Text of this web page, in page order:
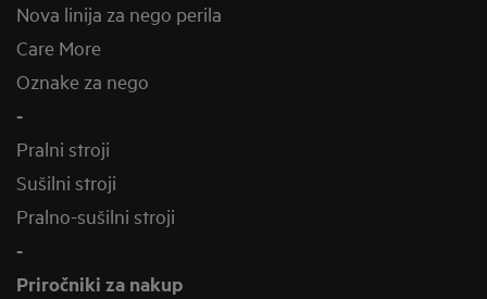
Nova linija za nego perila
Care More
Oznake za nego
-
Pralni stroji
Sušilni stroji
Pralno-sušilni stroji
-
Priročniki za nakup